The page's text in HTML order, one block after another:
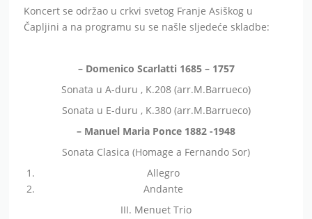
Koncert se održao u crkvi svetog Franje Asiškog u
Čapljini a na programu su se našle sljedeće skladbe:
– Domenico Scarlatti 1685 – 1757
Sonata u A-duru , K.208 (arr.M.Barrueco)
Sonata u E-duru , K.380 (arr.M.Barrueco)
– Manuel Maria Ponce 1882 -1948
Sonata Clasica (Homage a Fernando Sor)
Allegro
Andante
III. Menuet Trio